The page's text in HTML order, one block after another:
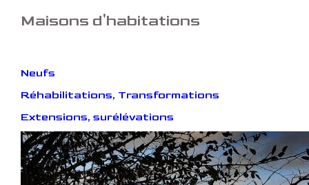
Maisons d'habitations
Neufs
Réhabilitations, Transformations
Extensions, surélévations